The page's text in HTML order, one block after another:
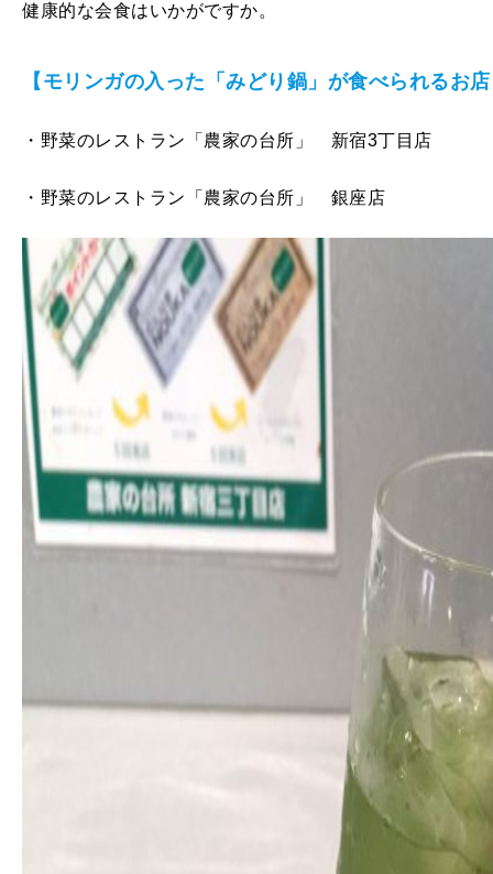
健康的な会食はいかがですか。
【モリンガの入った「みどり鍋」が食べられるお
・野菜のレストラン「農家の台所」 新宿3丁目店
・野菜のレストラン「農家の台所」 銀座店